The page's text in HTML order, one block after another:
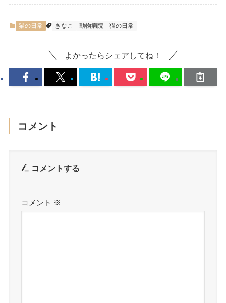
猫の日常 きなこ 動物病院 猫の日常
よかったらシェアしてね！
コメント
コメントする
コメント ※